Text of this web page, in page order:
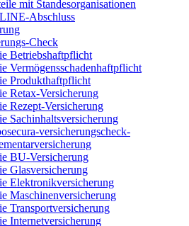
mit Standesorganisationen
Abschluss
Check
Betriebshaftpflicht
Vermögensschadenhaftpflicht
Produkthaftpflicht
Retax-Versicherung
Rezept-Versicherung
Sachinhaltsversicherung
versicherungscheck-
BU-Versicherung
Glasversicherung
Elektronikversicherung
Maschinenversicherung
Transportversicherung
Internetversicherung